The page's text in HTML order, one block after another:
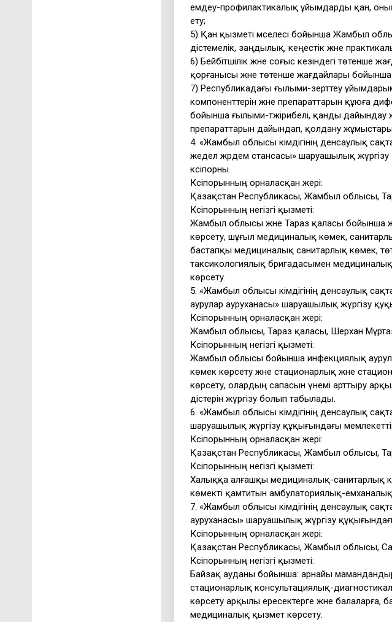
емдеу-профилактикалық ұйымдарды қан,
ету;
5) Қан қызметі мәселесі бойынша Жамбыл
әдістемелік, заңдылық, кеңестік және
6) Бейбітшілік және соғыс кезіндегі төтенше
қорғанысы және төтенше жағдайлары
7) Республикадағы ғылыми-зерттеу
компоненттерін және препараттарын құюға
бойынша ғылыми-тәжірибелі, қанды дайындау
препараттарын дайындап, қолдану
4. «Жамбыл облысы әкімдігінің денсаулық
жедел жәрдем стансасы» шаруашылық
кәсіпорны.
Кәсіпорынның орналасқан жері:
Қазақстан Республикасы, Жамбыл облысы,
Кәсіпорынның негізгі қызметі:
Жамбыл облысы және Тараз қаласы бойынша
көрсету, шұғыл медициналық көмек,
бастапқы медициналық санитарлық көмек,
таксикологиялық бригадасымен
көрсету.
5. «Жамбыл облысы әкімдігінің денсаулық
аурулар ауруханасы» шаруашылық жүргізу
Кәсіпорынның орналасқан жері:
Жамбыл облысы, Тараз қаласы, Шерхан
Кәсіпорынның негізгі қызметі:
Жамбыл облысы бойынша инфекциялық
көмек көрсету және стационарлық және
көрсету, олардың сапасын үнемі арттыру
әдістерін жүргізу болып табылады.
6. «Жамбыл облысы әкімдігінің денсаулық
шаруашылық жүргізу құқығындағы
Кәсіпорынның орналасқан жері:
Қазақстан Республикасы, Жамбыл облысы,
Кәсіпорынның негізгі қызметі:
Халыққа алғашқы медициналық-санитарлық
көмекті қамтитын амбулаториялық-
7. «Жамбыл облысы әкімдігінің денсаулық
ауруханасы» шаруашылық жүргізу
Кәсіпорынның орналасқан жері:
Қазақстан Республикасы, Жамбыл облысы,
Кәсіпорынның негізгі қызметі:
Байзақ ауданы бойынша: арнайы
стационарлық консультациялық-
көрсету арқылы ересектерге және
медициналық қызмет көрсету.